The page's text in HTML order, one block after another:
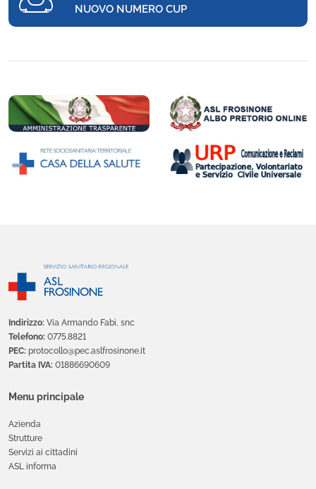
NUOVO NUMERO CUP
Indirizzo: Via Armando Fabi, snc
Telefono: 0775.8821
PEC: protocollo@pec.aslfrosinone.it
Partita IVA: 01886690609
Menu principale
Azienda
Strutture
Servizi ai cittadini
ASL informa